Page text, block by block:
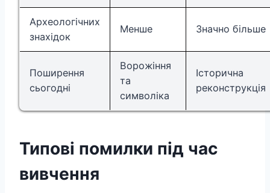
Археологічних
знахідок
Менше Значно більше
Поширення
сьогодні
Ворожіння
та
символіка
Історична
реконструкція
Типові помилки під час
вивчення